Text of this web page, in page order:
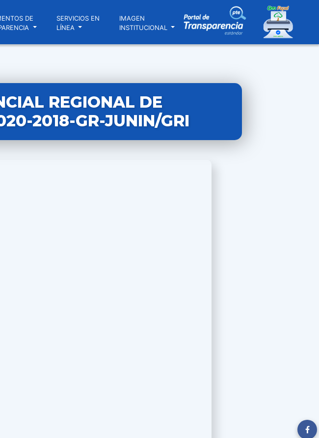
DE
SERVICIOS EN
LÍNEA
IMAGEN
INSTITUCIONAL
REGIONAL DE
2018-GR-JUNIN/GRI